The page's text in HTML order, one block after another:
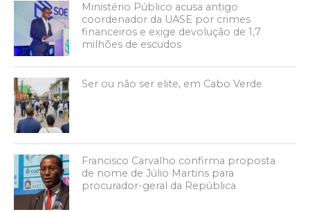
Ministério Público acusa antigo
coordenador da UASE por crimes
financeiros e exige devolução de 1,7
milhões de escudos
Ser ou não ser elite, em Cabo Verde
Francisco Carvalho confirma proposta
de nome de Júlio Martins para
procurador-geral da República